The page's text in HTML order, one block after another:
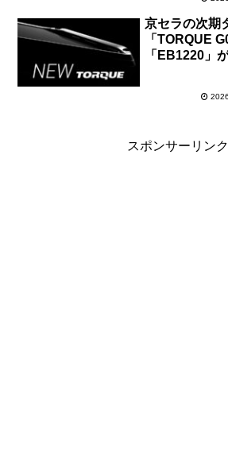
京セラの次期
「TORQUE
「EB1220」
スポンサーリンク